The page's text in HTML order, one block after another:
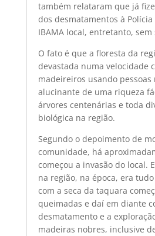
também relataram que já
dos desmatamentos à
IBAMA local, entretanto, sem
O fato é que a floresta da
devastada numa velocidade
madeireiros usando pessoas
alucinante de uma riqueza
árvores centenárias e toda
biológica na região.
Segundo o depoimento de
comunidade, há
começou a invasão do local.
na região, na época, era tudo
com a seca da taquara
queimadas e daí em diante
desmatamento e a
madeiras nobres, inclusive